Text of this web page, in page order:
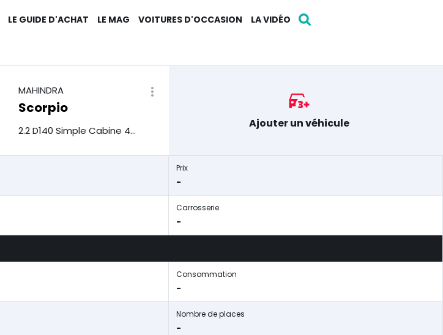
LE GUIDE D'ACHAT LE MAG VOITURES D'OCCASION LA VIDÉO
MAHINDRA
Scorpio
2.2 D140 Simple Cabine 4x2
Ajouter un véhicule
Prix
-
Carrosserie
-
Consommation
-
Nombre de places
-